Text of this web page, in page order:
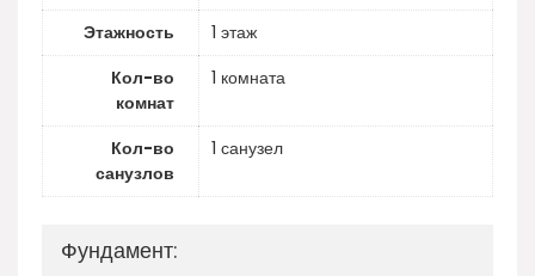
Этажность
1 этаж
Кол-во
комнат
1 комната
Кол-во
санузлов
1 санузел
Фундамент: